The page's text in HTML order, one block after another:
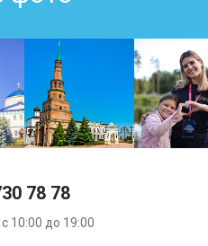
78 78
10:00 до 19:00